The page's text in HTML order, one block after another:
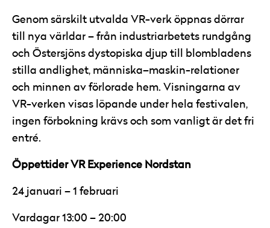
Genom särskilt utvalda VR-verk öppnas dörrar
till nya världar – från industriarbetets rundgång
och Östersjöns dystopiska djup till blombladens
stilla andlighet, människa–maskin-relationer
och minnen av förlorade hem. Visningarna av
VR-verken visas löpande under hela festivalen,
ingen förbokning krävs och som vanligt är det fri
entré.
Öppettider VR Experience Nordstan
24 januari – 1 februari
Vardagar 13:00 – 20:00